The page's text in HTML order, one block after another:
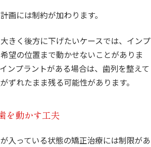
画には制約が加わります。
きく後方に下げたいケースでは、インプ
望の位置まで動かせないことがありま
ンプラントがある場合は、歯列を整えて
ずれたまま残る可能性があります。
を動かす工夫
入っている状態の矯正治療には制限があ